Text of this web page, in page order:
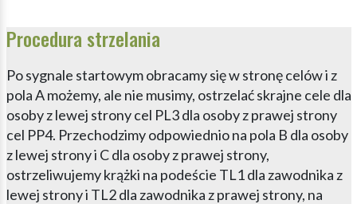
Procedura strzelania
Po sygnale startowym obracamy się w stronę celów i z
pola A możemy, ale nie musimy, ostrzelać skrajne cele dla
osoby z lewej strony cel PL3 dla osoby z prawej strony
cel PP4. Przechodzimy odpowiednio na pola B dla osoby
z lewej strony i C dla osoby z prawej strony,
ostrzeliwujemy krążki na podeście TL1 dla zawodnika z
lewej strony i TL2 dla zawodnika z prawej strony, na